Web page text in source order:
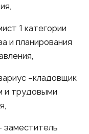
1 категории
и планирования
–кладовщик
и трудовыми
заместитель